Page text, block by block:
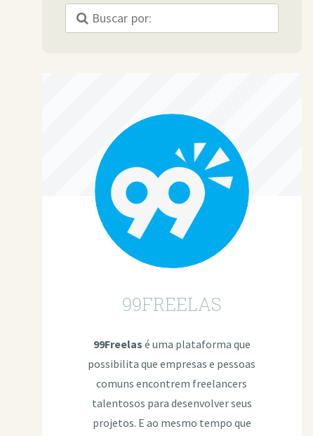
99FREELAS
99Freelas é uma plataforma que
possibilita que empresas e pessoas
comuns encontrem freelancers
talentosos para desenvolver seus
projetos. E ao mesmo tempo que